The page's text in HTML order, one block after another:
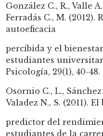
González C., R., Valle
Ferradás C., M. (2012).
autoeficacia
percibida y el
estudiantes
Psicología, 29(1), 40-48.
Osornio C., L.,
Valadez N., S. (2011).
predictor del
estudiantes de la